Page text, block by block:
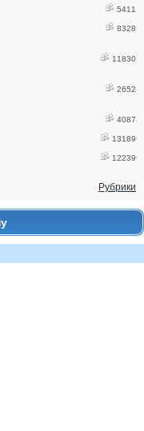
5411
8328
11830
2652
4087
13189
12239
Рубрики